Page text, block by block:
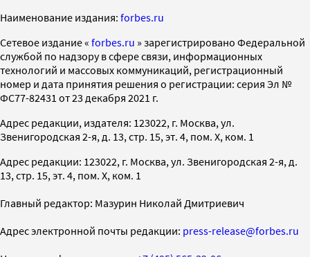
Наименование издания: forbes.ru
Cетевое издание « forbes.ru » зарегистрировано Федеральной
службой по надзору в сфере связи, информационных
технологий и массовых коммуникаций, регистрационный
номер и дата принятия решения о регистрации: серия Эл №
ФС77-82431 от 23 декабря 2021 г.
Адрес редакции, издателя: 123022, г. Москва, ул.
Звенигородская 2-я, д. 13, стр. 15, эт. 4, пом. X, ком. 1
Адрес редакции: 123022, г. Москва, ул. Звенигородская 2-я, д.
13, стр. 15, эт. 4, пом. X, ком. 1
Главный редактор: Мазурин Николай Дмитриевич
Адрес электронной почты редакции: press-release@forbes.ru